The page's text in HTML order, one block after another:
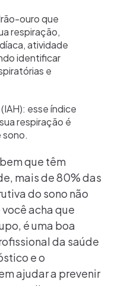
ouro que
respiração,
atividade
identificar
e
esse índice
respiração é
sono.
que têm
mais de 80% das
do sono não
você acha que
é uma boa
da saúde
e o
ajudar a prevenir